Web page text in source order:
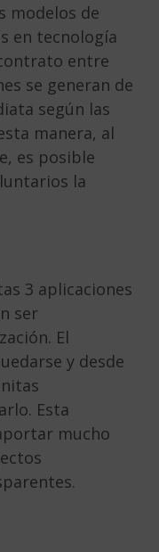
modelos de
en tecnología
entre
se generan de
según las
manera, al
es posible
la
3 aplicaciones
ser
El
y desde
Esta
mucho